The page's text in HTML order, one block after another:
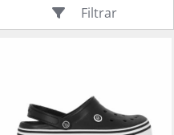
Filtrar